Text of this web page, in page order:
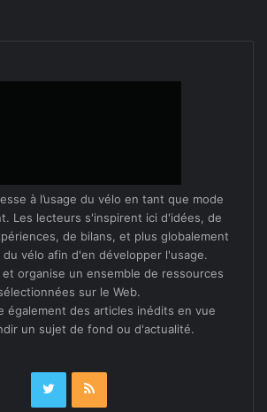
grand pro­jet à son terme, il a été
le pilotage glob­al à un man­dataire
cela a été le cas pour la réal­i­sa­tion
telles que le tramway.
ten­dre à un rééquili­brage de l’espace
dans la ville.
à l’usage du vélo en tant que mode
Les lecteurs s'inspirent ici d'idées, de
de bilans, et plus globalement
vélo afin d'en développer l'usage.
organise un ensemble de ressources
sur le Web.
également des articles inédits en vue
un sujet de fond ou d'actualité.